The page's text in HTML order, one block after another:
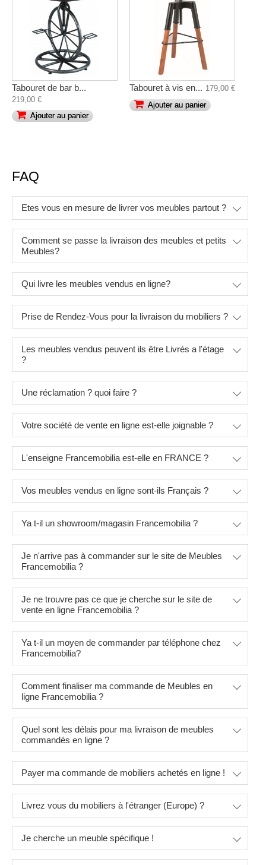
Tabouret de bar b...
219,00 €
Ajouter au panier
Tabouret à vis en... 179,00 €
Ajouter au panier
FAQ
Etes vous en mesure de livrer vos meubles partout ?
Comment se passe la livraison des meubles et petits
Meubles?
Qui livre les meubles vendus en ligne?
Prise de Rendez-Vous pour la livraison du mobiliers ?
Les meubles vendus peuvent ils être Livrés a l'étage
?
Une réclamation ? quoi faire ?
Votre société de vente en ligne est-elle joignable ?
L'enseigne Francemobilia est-elle en FRANCE ?
Vos meubles vendus en ligne sont-ils Français ?
Ya t-il un showroom/magasin Francemobilia ?
Je n'arrive pas à commander sur le site de Meubles
Francemobilia ?
Je ne trouvre pas ce que je cherche sur le site de
vente en ligne Francemobilia ?
Ya t-il un moyen de commander par téléphone chez
Francemobilia?
Comment finaliser ma commande de Meubles en
ligne Francemobilia ?
Quel sont les délais pour ma livraison de meubles
commandés en ligne ?
Payer ma commande de mobiliers achetés en ligne !
Livrez vous du mobiliers à l'étranger (Europe) ?
Je cherche un meuble spécifique !